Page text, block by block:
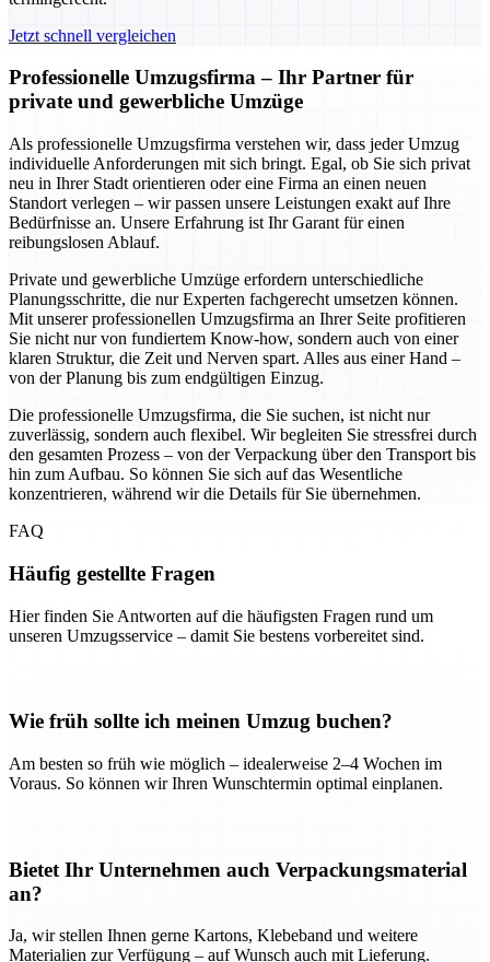
Jetzt schnell vergleichen
Professionelle Umzugsfirma – Ihr Partner für
private und gewerbliche Umzüge
Als professionelle Umzugsfirma verstehen wir, dass jeder Umzug
individuelle Anforderungen mit sich bringt. Egal, ob Sie sich privat
neu in Ihrer Stadt orientieren oder eine Firma an einen neuen
Standort verlegen – wir passen unsere Leistungen exakt auf Ihre
Bedürfnisse an. Unsere Erfahrung ist Ihr Garant für einen
reibungslosen Ablauf.
Private und gewerbliche Umzüge erfordern unterschiedliche
Planungsschritte, die nur Experten fachgerecht umsetzen können.
Mit unserer professionellen Umzugsfirma an Ihrer Seite profitieren
Sie nicht nur von fundiertem Know-how, sondern auch von einer
klaren Struktur, die Zeit und Nerven spart. Alles aus einer Hand –
von der Planung bis zum endgültigen Einzug.
Die professionelle Umzugsfirma, die Sie suchen, ist nicht nur
zuverlässig, sondern auch flexibel. Wir begleiten Sie stressfrei durch
den gesamten Prozess – von der Verpackung über den Transport bis
hin zum Aufbau. So können Sie sich auf das Wesentliche
konzentrieren, während wir die Details für Sie übernehmen.
FAQ
Häufig gestellte Fragen
Hier finden Sie Antworten auf die häufigsten Fragen rund um
unseren Umzugsservice – damit Sie bestens vorbereitet sind.
Wie früh sollte ich meinen Umzug buchen?
Am besten so früh wie möglich – idealerweise 2–4 Wochen im
Voraus. So können wir Ihren Wunschtermin optimal einplanen.
Bietet Ihr Unternehmen auch Verpackungsmaterial
an?
Ja, wir stellen Ihnen gerne Kartons, Klebeband und weitere
Materialien zur Verfügung – auf Wunsch auch mit Lieferung.